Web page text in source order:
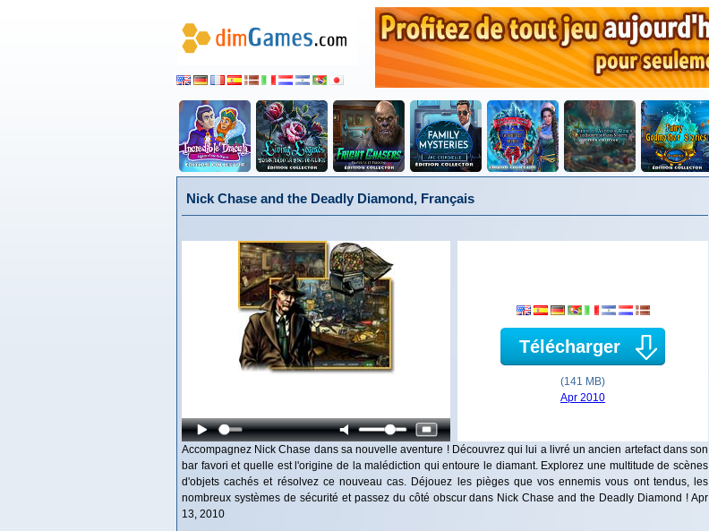
Nick Chase and the Deadly Diamond, Français
Télécharger
(141 MB)
Apr 2010
Accompagnez Nick Chase dans sa nouvelle aventure ! Découvrez qui lui a livré un ancien artefact dans son
bar favori et quelle est l'origine de la malédiction qui entoure le diamant. Explorez une multitude de scènes
d'objets cachés et résolvez ce nouveau cas. Déjouez les pièges que vos ennemis vous ont tendus, les
nombreux systèmes de sécurité et passez du côté obscur dans Nick Chase and the Deadly Diamond ! Apr
13, 2010